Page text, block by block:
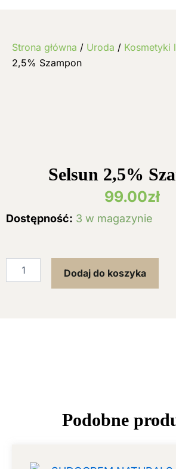
Strona główna / Uroda / Kosmetyki
2,5% Szampon
Selsun 2,5%
99.00zł
Dostępność: 3 w magazynie
ilość
Dodaj do koszyka
Podobne